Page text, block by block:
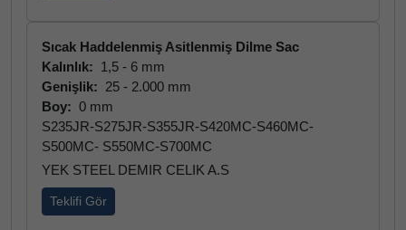
Sıcak Haddelenmiş Asitlenmiş Dilme Sac
Kalınlık: 1,5 - 6 mm
Genişlik: 25 - 2.000 mm
Boy: 0 mm
S235JR-S275JR-S355JR-S420MC-S460MC-
S500MC- S550MC-S700MC
YEK STEEL DEMIR CELIK A.S
Teklifi Gör